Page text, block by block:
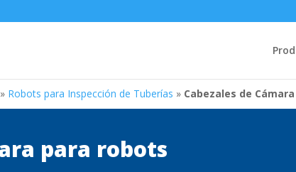
» Robots para Inspección de Tuberías » Cabezales de
para robots